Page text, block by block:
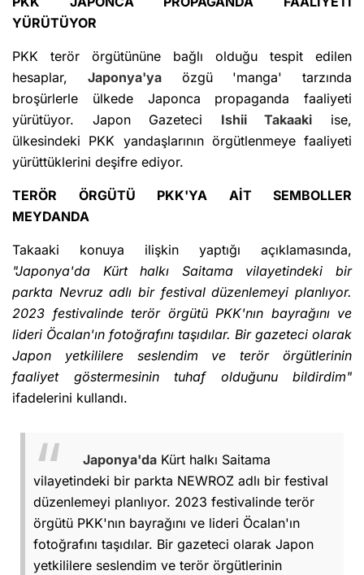
YÜRÜTÜYOR
PKK terör örgütününe bağlı olduğu tespit edilen
hesaplar, Japonya'yaözgü 'manga' tarzında
broşürlerle ülkede Japonca propaganda faaliyeti
yürütüyor. Japon Gazeteci Ishii Takaaki ise,
ülkesindeki PKK yandaşlarının örgütlenmeye faaliyeti
yürüttüklerini deşifre ediyor.
TERÖR ÖRGÜTÜ PKK'YA AİT SEMBOLLER
MEYDANDA
Takaaki konuya ilişkin yaptığı açıklamasında,
"Japonya'da Kürt halkı Saitama vilayetindeki bir
parkta Nevruz adlı bir festival düzenlemeyi planlıyor.
2023 festivalinde terör örgütü PKK'nın bayrağını ve
lideri Öcalan'ın fotoğrafını taşıdılar. Bir gazeteci olarak
Japon yetkililere seslendim ve terör örgütlerinin
faaliyet göstermesinin tuhaf olduğunu bildirdim"
ifadelerini kullandı.
Japonya'da Kürt halkı Saitama
vilayetindeki bir parkta NEWROZ adlı bir festival
düzenlemeyi planlıyor. 2023 festivalinde terör
örgütü PKK'nın bayrağını ve lideri Öcalan'ın
fotoğrafını taşıdılar. Bir gazeteci olarak Japon
yetkililere seslendim ve terör örgütlerinin